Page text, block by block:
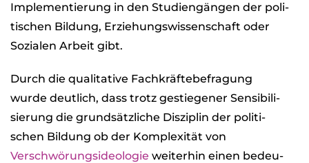
Imple­men­tie­rung in den Stu­di­en­gän­gen der poli­
ti­schen Bil­dung, Erzie­hungs­wis­sen­schaft oder
Sozia­len Arbeit gibt.
Durch die qua­li­ta­tive Fach­kräf­te­be­fra­gung
wurde deut­lich, dass trotz gestie­ge­ner Sen­si­bi­li­
sie­rung die grund­sätz­li­che Dis­zi­plin der poli­ti­
schen Bil­dung ob der Kom­ple­xi­tät von
Ver­schwö­rungs­ideo­lo­gie wei­ter­hin einen bedeu­